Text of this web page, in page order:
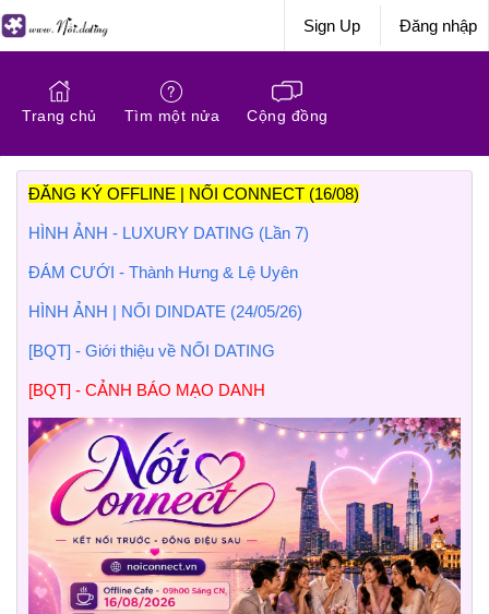
Sign Up Đăng nhập
Trang chủ Tìm một nửa Cộng đồng
ĐĂNG KÝ OFFLINE | NỐI CONNECT (16/08)
HÌNH ẢNH - LUXURY DATING (Lần 7)
ĐÁM CƯỚI - Thành Hưng & Lệ Uyên
HÌNH ẢNH | NỐI DINDATE (24/05/26)
[BQT] - Giới thiệu về NỐI DATING
[BQT] - CẢNH BÁO MẠO DANH